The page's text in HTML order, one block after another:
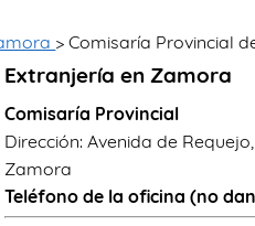
> Comisaría Provincial
Extranjería en Zamora
Comisaría Provincial
Dirección: Avenida de Requejo,
Zamora
Teléfono de la oficina (no